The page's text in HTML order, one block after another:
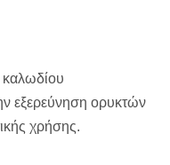
εξερεύνηση ορυκτών
χρήσης.